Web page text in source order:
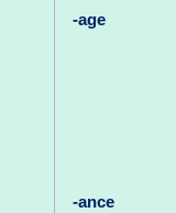
-age
-ance